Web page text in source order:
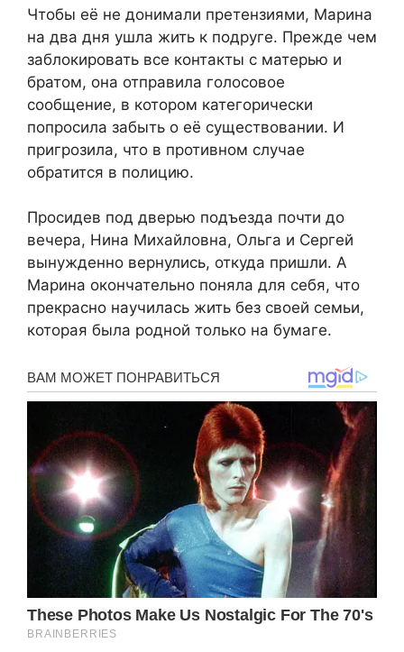
Чтобы её не донимали претензиями, Марина
на два дня ушла жить к подруге. Прежде чем
заблокировать все контакты с матерью и
братом, она отправила голосовое
сообщение, в котором категорически
попросила забыть о её существовании. И
пригрозила, что в противном случае
обратится в полицию.
Просидев под дверью подъезда почти до
вечера, Нина Михайловна, Ольга и Сергей
вынужденно вернулись, откуда пришли. А
Марина окончательно поняла для себя, что
прекрасно научилась жить без своей семьи,
которая была родной только на бумаге.